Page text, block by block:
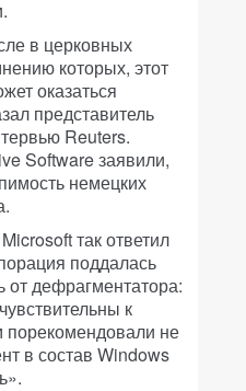
в церковных
которых, этот
оказаться
представитель
Reuters.
Software заявили,
немецких
так ответил
поддалась
от дефрагментатора:
к
не
в состав Windows